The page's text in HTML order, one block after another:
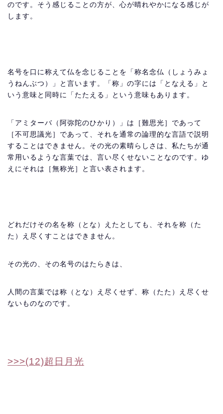
のです。そう感じることの方が、心が晴れやかになる感じが
します。
名号を口に称えて仏を念じることを「称名念仏（しょうみょ
うねんぶつ）」と言います。「称」の字には「となえる」と
いう意味と同時に「たたえる」という意味もあります。
「アミターバ（阿弥陀のひかり）」は［難思光］であって
［不可思議光］であって、それを通常の論理的な言語で説明
することはできません。その光の素晴らしさは、私たちが通
常用いるような言葉では、言い尽くせないことなのです。ゆ
えにそれは［無称光］と言い表されます。
どれだけその名を称（とな）えたとしても、それを称（た
た）え尽くすことはできません。
その光の、その名号のはたらきは、
人間の言葉では称（とな）え尽くせず、称（たた）え尽くせ
ないものなのです。
>>>(12)超日月光